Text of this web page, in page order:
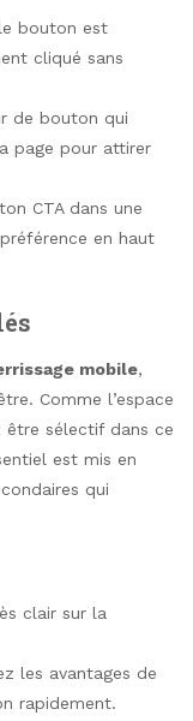
bouton est
cliqué sans
de bouton qui
page pour attirer
CTA dans une
en haut
mobile,
Comme l’espace
être sélectif dans ce
est mis en
qui
clair sur la
les avantages de
rapidement.